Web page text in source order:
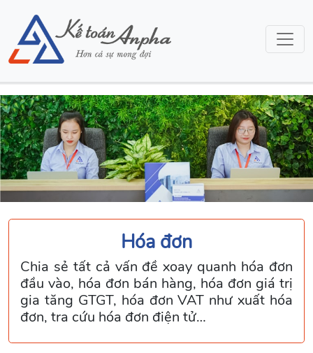
Hóa đơn
Chia sẻ tất cả vấn đề xoay quanh hóa đơn
đầu vào, hóa đơn bán hàng, hóa đơn giá trị
gia tăng GTGT, hóa đơn VAT như xuất hóa
đơn, tra cứu hóa đơn điện tử…